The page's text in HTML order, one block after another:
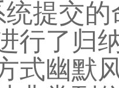
提交的
行了归
式幽默